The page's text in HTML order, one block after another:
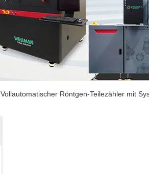
Vollautomatischer Röntgen-Teilezähler mit